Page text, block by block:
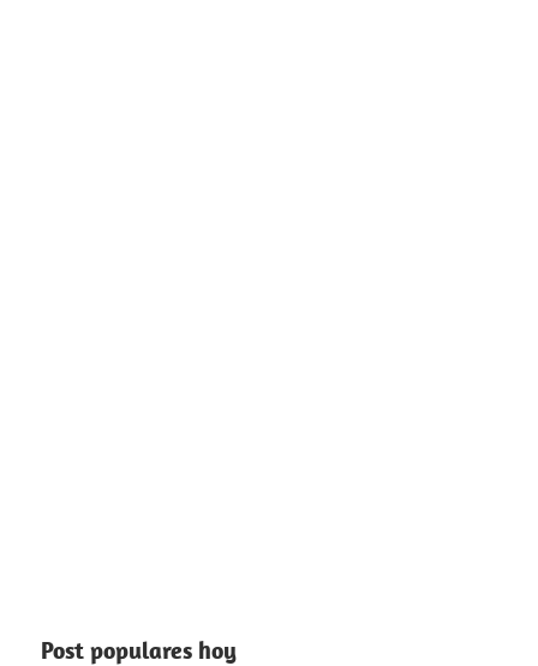
Post populares hoy